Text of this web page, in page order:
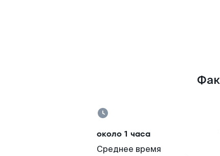
около 1 часа
Среднее время